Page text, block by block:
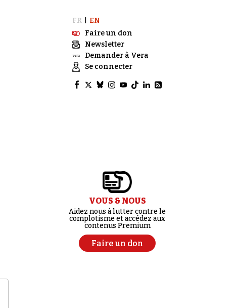
FR
EN
Faire un don
Newsletter
Demander à Vera
Se connecter
VOUS & NOUS
Aidez nous à lutter contre le
complotisme et accédez aux
contenus Premium
Faire un don